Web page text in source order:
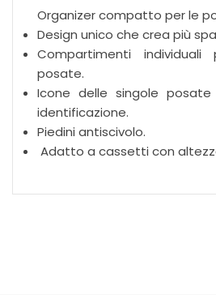
Organizer compatto per le
Design unico che crea più
Compartimenti
posate.
Icone delle singole
identificazione.
Piedini antiscivolo.
Adatto a cassetti con